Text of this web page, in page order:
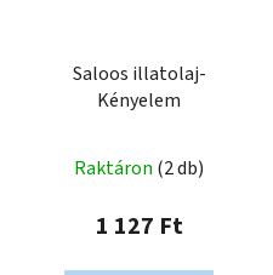
Saloos illatolaj-
Kényelem
Raktáron (2 db)
1 127 Ft